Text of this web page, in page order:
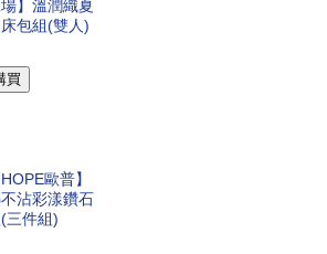
場】溫潤織夏
包組(雙人)
HOPE歐普】
沾彩漾鑽石
三件組)